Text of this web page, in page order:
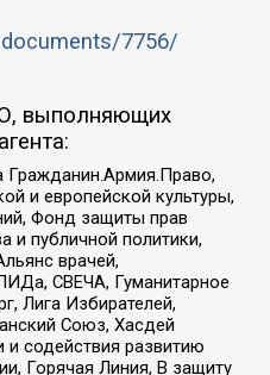
7756/
выполняющих
Гражданин.Армия.Право,
и европейской культуры,
Фонд защиты прав
и публичной политики,
врачей,
СВЕЧА, Гуманитарное
Лига Избирателей,
Союз, Хасдей
содействия развитию
Горячая Линия, В защиту